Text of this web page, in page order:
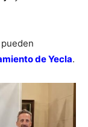
de Yecla.